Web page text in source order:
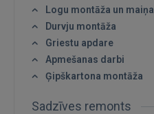
Ienākt
Logu montāža un maiņa
Durvju montāža
Griestu apdare
Apmešanas darbi
Ģipškartona montāža
Sadzīves remonts